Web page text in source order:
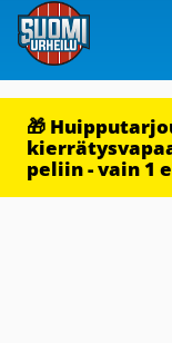
🎁
peliin - vain 1